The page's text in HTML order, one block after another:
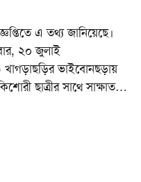
এ তথ্য জানিয়েছে।
২০ জুলাই
ভাইবোনছড়ায়
ছাত্রীর সাথে সাক্ষাত…